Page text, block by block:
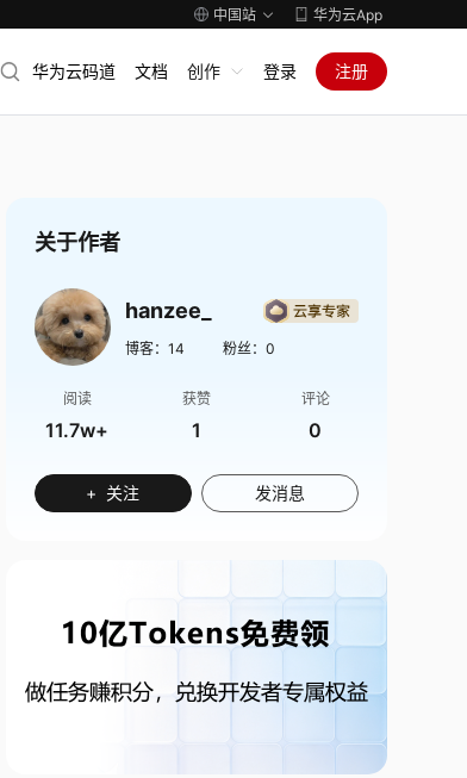
中国站 华为云App
华为云码道 文档 创作 登录 注册
关于作者
hanzee_
博客： 14 粉丝： 0
阅读
11.7w+
获赞
1
评论
0
+ 关注 发消息